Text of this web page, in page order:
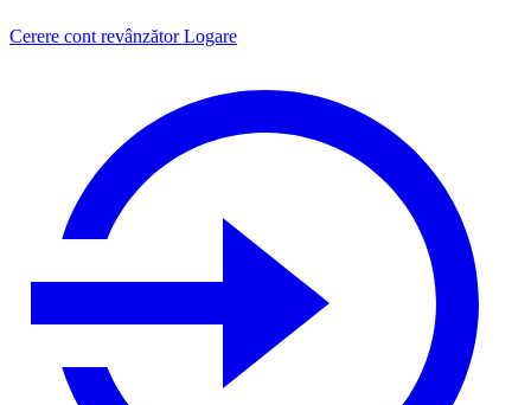
Cerere cont revânzător Logare